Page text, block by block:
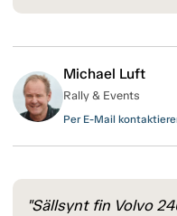
Michael Luft
Rally & Events
Per E-Mail
"Sällsynt fin Volvo